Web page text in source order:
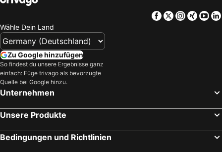
Facebook
TwitterXing
Wähle Dein Land
Zu Google hinzufügen
So findest du unsere Ergebnisse ganz
einfach: Füge trivago als bevorzugte
Quelle bei Google hinzu.
Unternehmen
Unsere Produkte
Bedingungen und Richtlinien